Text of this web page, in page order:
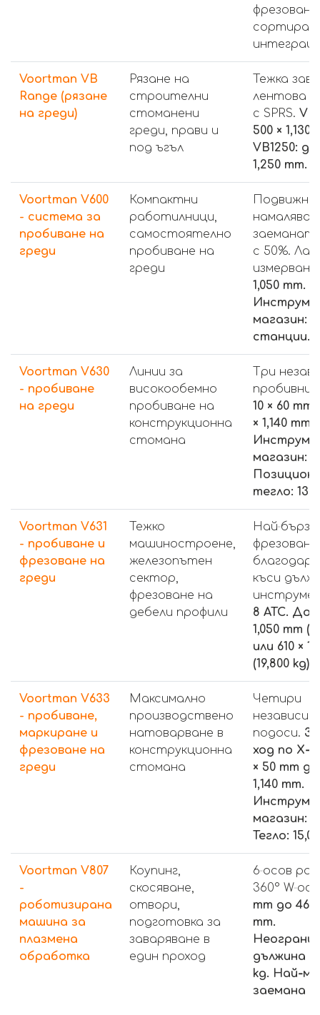
фрезоване,
Voortman VB
Range (рязане
на греди)
Рязане на
строителни
стоманени
греди, прави и
под ъгъл
Тежка
лентова
с SPRS.
500 × 1,130
VB1250: до
1,250 mm.
Voortman V600
- система за
пробиване на
греди
Компактни
работилници,
самостоятелно
пробиване на
греди
Подвижна
намалява
с 50%.
1,050 mm.
магазин: 5
станции.
Voortman V630
- пробиване
на греди
Линии за
високoобемно
пробиване на
конструкционна
стомана
Три
пробивни
10 × 60 mm
× 1,140 mm.
магазин: 3
тегло:
Voortman V631
- пробиване и
фрезоване на
греди
Тежко
машиностроене,
железопътен
сектор,
фрезоване на
дебели профили
Най‑бързо
фрезоване
къси
8 ATC. До
1,050 mm
или 610 ×
(19,800 kg).
Voortman V633
- пробиване,
маркиране и
фрезоване на
греди
Максимално
производствено
натоварване в
конструкционна
стомана
Четири
подоси.
ход по
× 50 mm
1,140 mm.
магазин: 3
Тегло:
Voortman V807
-
роботизирана
машина за
плазмена
обработка
Коупинг,
скосяване,
отвори,
подготовка за
заваряване в
един проход
6‑осов
360° W‑ос.
mm до 460
mm.
дължина
kg.
заемана